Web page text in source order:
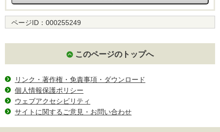
ページID： 000255249
このページのトップへ
リンク・著作権・免責事項・ダウンロード
個人情報保護ポリシー
ウェブアクセシビリティ
サイトに関するご意見・お問い合わせ